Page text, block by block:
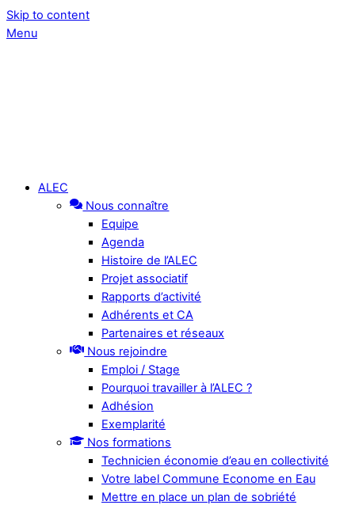
Skip to content
Menu
ALEC
Nous connaître
Equipe
Agenda
Histoire de l’ALEC
Projet associatif
Rapports d’activité
Adhérents et CA
Partenaires et réseaux
Nous rejoindre
Emploi / Stage
Pourquoi travailler à l’ALEC ?
Adhésion
Exemplarité
Nos formations
Technicien économie d’eau en collectivité
Votre label Commune Econome en Eau
Mettre en place un plan de sobriété